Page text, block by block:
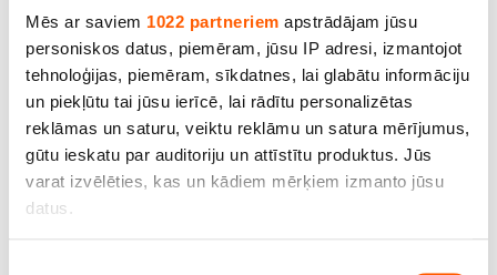
Mēs ar saviem 1022 partneriem apstrādājam jūsu
personiskos datus, piemēram, jūsu IP adresi, izmantojot
tehnoloģijas, piemēram, sīkdatnes, lai glabātu informāciju
un piekļūtu tai jūsu ierīcē, lai rādītu personalizētas
reklāmas un saturu, veiktu reklāmu un satura mērījumus,
gūtu ieskatu par auditoriju un attīstītu produktus. Jūs
varat izvēlēties, kas un kādiem mērķiem izmanto jūsu
datus.
Agroplēve "Plant-Protex" art. P-50. Blīv. 50 g/m2, 3,20 m